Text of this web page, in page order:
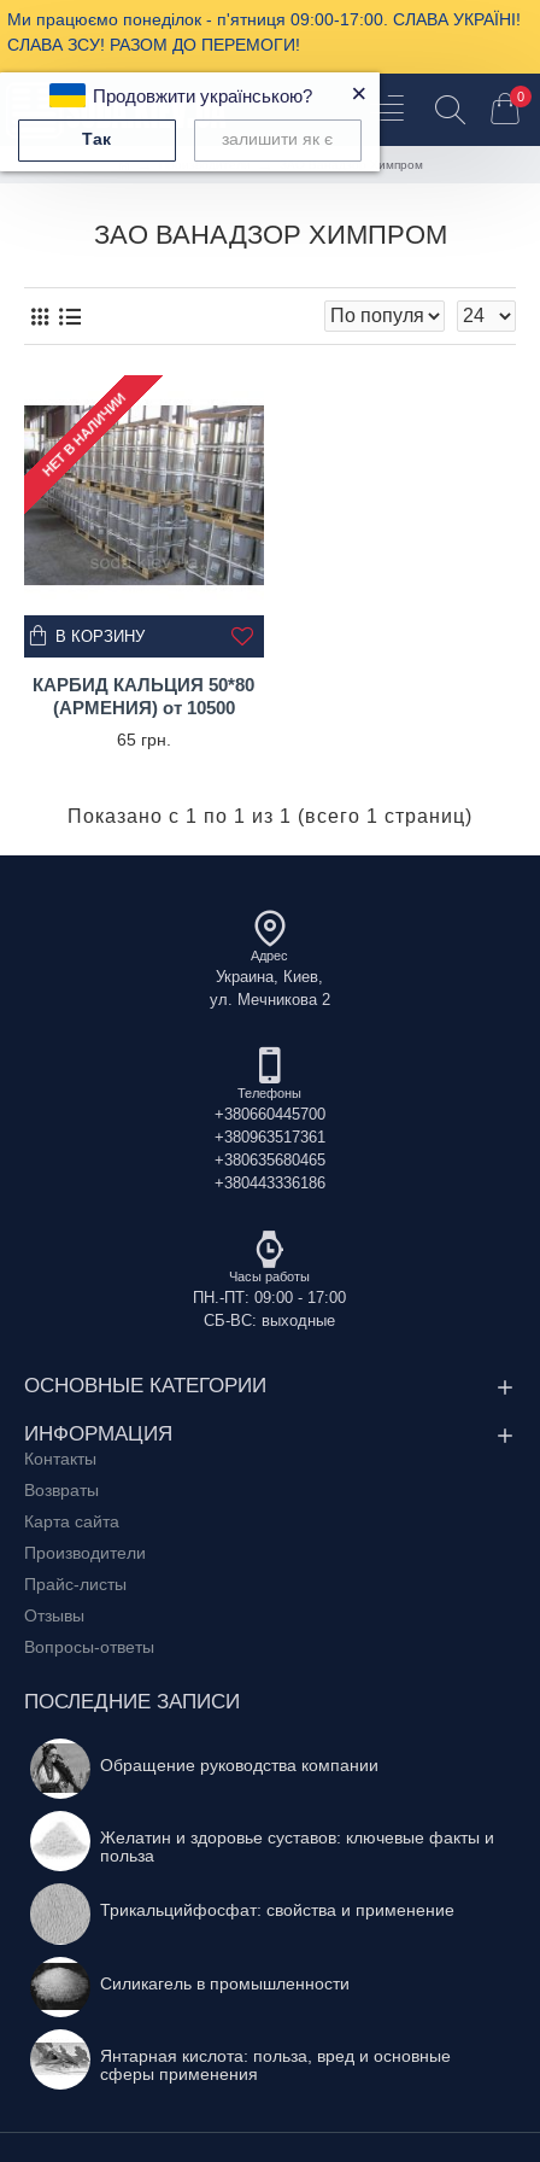
Ми працюємо понеділок - п'ятниця 09:00-17:00. СЛАВА УКРАЇНІ!
СЛАВА ЗСУ! РАЗОМ ДО ПЕРЕМОГИ!
0
Производители ЗАО Ванадзор Химпром
ЗАО ВАНАДЗОР ХИМПРОМ
НЕТ В НАЛИЧИИ
КАРБИД КАЛЬЦИЯ 50*80
(АРМЕНИЯ) от 10500
65 грн.
В КОРЗИНУ
Показано с 1 по 1 из 1 (всего 1 страниц)
Адрес
Украина, Киев,
ул. Мечникова 2
Телефоны
+380660445700
+380963517361
+380635680465
+380443336186
Часы работы
ПН.-ПТ: 09:00 - 17:00
СБ-ВС: выходные
ОСНОВНЫЕ КАТЕГОРИИ
ИНФОРМАЦИЯ
Контакты
Возвраты
Карта сайта
Производители
Прайс-листы
Отзывы
Вопросы-ответы
ПОСЛЕДНИЕ ЗАПИСИ
Обращение руководства компании
Желатин и здоровье суставов: ключевые факты и
польза
Трикальцийфосфат: свойства и применение
Силикагель в промышленности
Янтарная кислота: польза, вред и основные
сферы применения
Продовжити українською? ×
Так залишити як є